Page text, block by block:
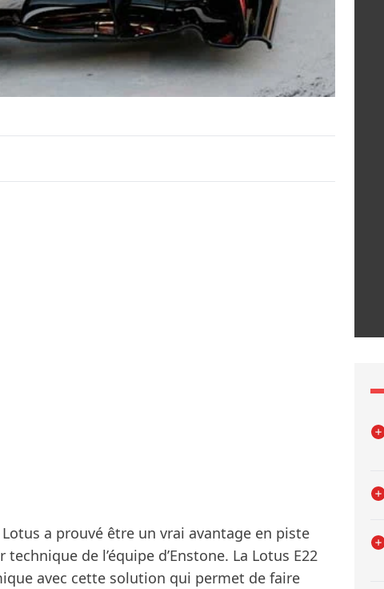
a prouvé être un vrai avantage en piste
de l’équipe d’Enstone. La Lotus E22
avec cette solution qui permet de faire